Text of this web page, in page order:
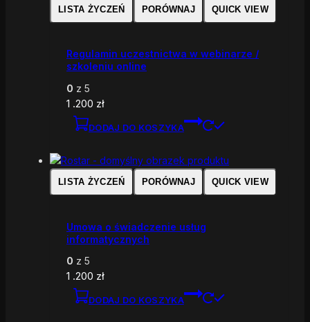
LISTA ŻYCZEŃ PORÓWNAJ QUICK VIEW
Regulamin uczestnictwa w webinarze /
szkoleniu online
0 z 5
1 .200 zł
DODAJ DO KOSZYKA
LISTA ŻYCZEŃ PORÓWNAJ QUICK VIEW
Umowa o świadczenie usług
informatycznych
0 z 5
1 .200 zł
DODAJ DO KOSZYKA